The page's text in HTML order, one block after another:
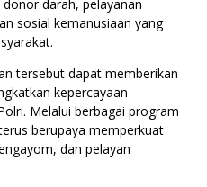
darah, pelayanan
sosial kemanusiaan yang
tersebut dapat memberikan
kepercayaan
Melalui berbagai program
berupaya memperkuat
dan pelayan